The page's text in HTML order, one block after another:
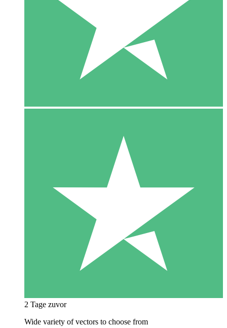
2 Tage zuvor
Wide variety of vectors to choose from